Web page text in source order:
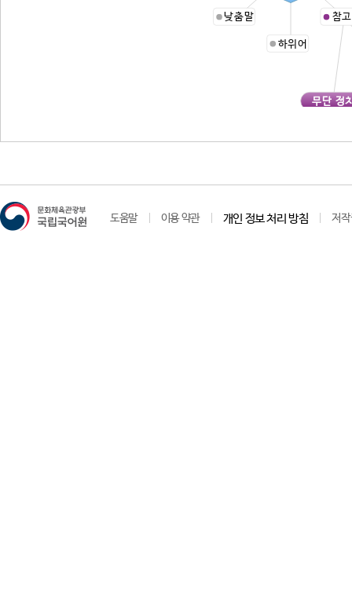
무단 정
참
하위어
낮춤말
도움말 이용 약관 개인 정보 처리 방침 저